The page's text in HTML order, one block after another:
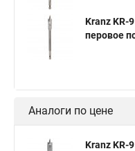
Kranz KR-
перовое
Аналоги по цене
Kranz KR-